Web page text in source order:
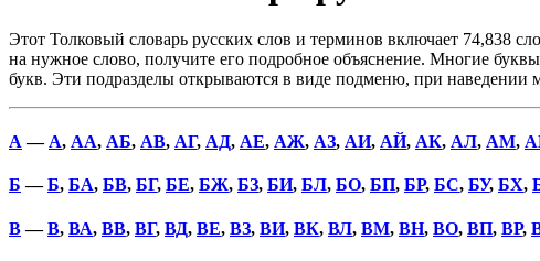
Этот Толковый словарь русских слов и терминов включает 74,838
на нужное слово, получите его подробное объяснение. Многие
букв. Эти подразделы открываются в виде подменю, при
А — А, АА, АБ, АВ, АГ, АД, АЕ, АЖ, АЗ, АИ, АЙ, АК, АЛ, АМ,
Б —Б, БА, БВ, БГ, БЕ, БЖ, БЗ, БИ, БЛ, БО, БП, БР, БС, БУ, БХ,
В—В, ВА, ВВ, ВГ, ВД, ВЕ, ВЗ, ВИ, ВК, ВЛ, ВМ, ВН, ВО, ВП, ВР,